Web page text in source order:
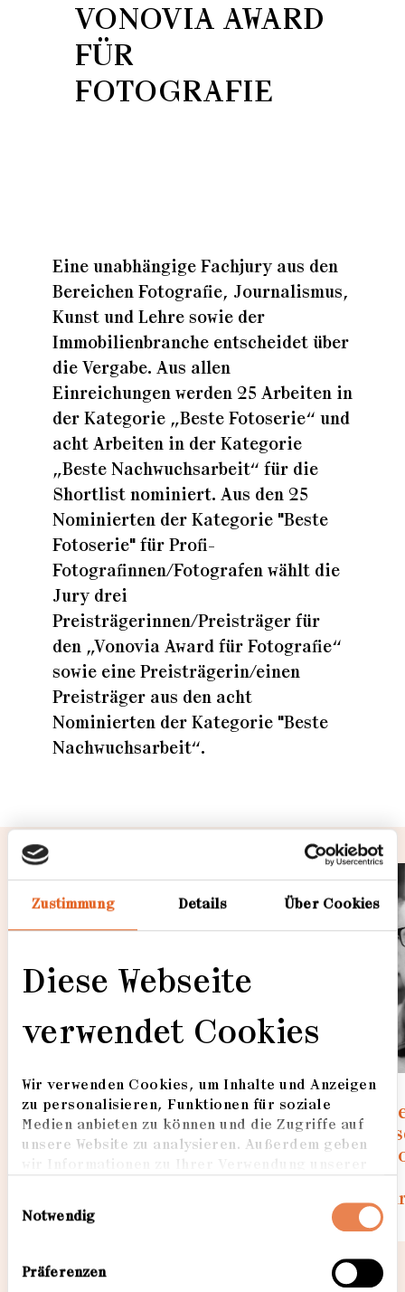
Zustimmung Details Über Cookies
Diese Webseite
verwendet Cookies
Wir verwenden Cookies, um Inhalte und Anzeigen
zu personalisieren, Funktionen für soziale
Medien anbieten zu können und die Zugriffe auf
unsere Website zu analysieren. Außerdem geben
Werbung und Analysen weiter. Unsere Partner
führen diese Informationen möglicherweise mit
bereitgestellt haben oder die sie im Rahmen Ihrer
Nutzung der Dienste gesammelt haben. Weitere
Notwendig
Präferenzen
VONOVIA AWARD
FÜR
FOTOGRAFIE
Eine unabhängige Fachjury aus den
Bereichen Fotografie, Journalismus,
Kunst und Lehre sowie der
Immobilienbranche entscheidet über
die Vergabe. Aus allen
Einreichungen werden 25 Arbeiten in
der Kategorie „Beste Fotoserie“ und
acht Arbeiten in der Kategorie
„Beste Nachwuchsarbeit“ für die
Shortlist nominiert. Aus den 25
Nominierten der Kategorie "Beste
Fotoserie" für Profi-
Fotografinnen/Fotografen wählt die
Jury drei
Preisträgerinnen/Preisträger für
den „Vonovia Award für Fotografie“
sowie eine Preisträgerin/einen
Preisträger aus den acht
Nominierten der Kategorie "Beste
Nachwuchsarbeit“.
Loading...
Martin Brockhoff |
Jury Vorsitzender und